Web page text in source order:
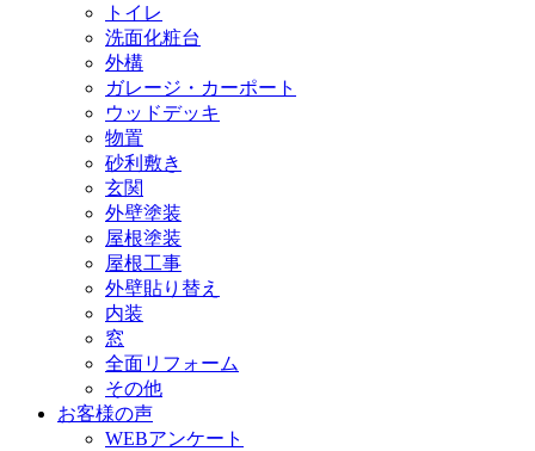
トイレ
洗面化粧台
外構
ガレージ・カーポート
ウッドデッキ
物置
砂利敷き
玄関
外壁塗装
屋根塗装
屋根工事
外壁貼り替え
内装
窓
全面リフォーム
その他
お客様の声
WEBアンケート